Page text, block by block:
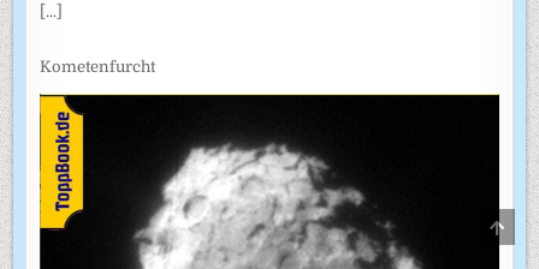
[...]
Kometenfurcht
TO
TOP